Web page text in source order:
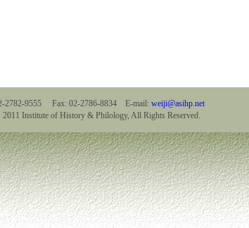
2782-9555 Fax: 02-2786-8834 E-mail: weiji@asihp.net
Institute of History & Philology, All Rights Reserved.